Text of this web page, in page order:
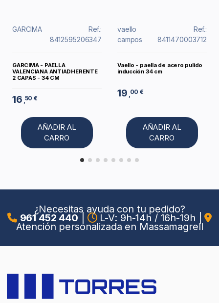
GARCIMA
Ref.:
8412595206347
GARCIMA - PAELLA
VALENCIANA ANTIADHERENTE
2 CAPAS - 34 CM
16 ,50 €
AÑADIR AL
CARRO
vaello
campos
Ref.:
8411470003712
Vaello - paella de acero pulido
inducción 34 cm
19 ,00 €
AÑADIR AL
CARRO
¿Necesitas ayuda con tu pedido?
961 452 440 L-V: 9h-14h / 16h-19h
Atención personalizada en Massamagrell